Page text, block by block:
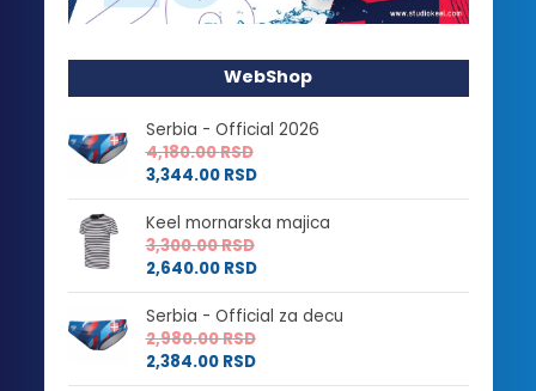
WebShop
Serbia - Official 2026
4,180.00RSD
3,344.00 RSD
Keel mornarska majica
3,300.00RSD
2,640.00 RSD
Serbia - Official za decu
2,980.00RSD
2,384.00 RSD